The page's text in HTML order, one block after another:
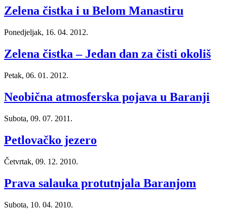
Zelena čistka i u Belom Manastiru
Ponedjeljak, 16. 04. 2012.
Zelena čistka – Jedan dan za čisti okoliš
Petak, 06. 01. 2012.
Neobična atmosferska pojava u Baranji
Subota, 09. 07. 2011.
Petlovačko jezero
Četvrtak, 09. 12. 2010.
Prava salauka protutnjala Baranjom
Subota, 10. 04. 2010.